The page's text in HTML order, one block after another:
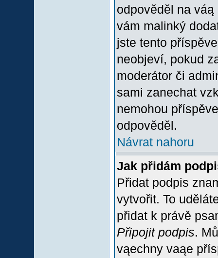
odpověděl na
vám malinký
jste tento
neobjeví, pokud
moderátor či
sami zanechat
nemohou
odpověděl.
Návrat nahoru
Jak přidám
Přidat podpis
vytvořit. To
přidat k právě
Připojit podpis.
vąechny vaąe